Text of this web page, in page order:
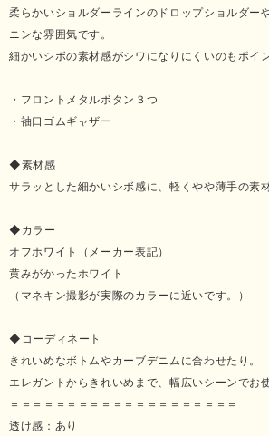
柔らかいショルダーラインのドロップショルダー
ニンな雰囲気です。
細かいシボの素材感がシワになりにくいのもポイ
・フロントメタルボタン３つ
・袖口ゴムギャザー
◆素材感
サラッとした細かいシボ感に、軽くやや薄手の素
◆カラー
オフホワイト（メーカー表記）
黄みがかったホワイト
（マネキン撮影が実際のカラーに近いです。）
◆コーディネート
きれいめなボトムやカーブデニムに合わせたり。
エレガントからきれいめまで、幅広いシーンでお
＝＝＝＝＝＝＝＝＝＝＝＝＝＝＝＝＝＝＝＝
透け感：あり